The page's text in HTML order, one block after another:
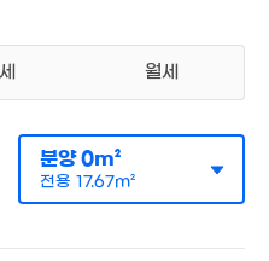
2억 941만원
전용19m²
'22. 06
15.84억
104m²월세
분양0m²
전용 17.67m²